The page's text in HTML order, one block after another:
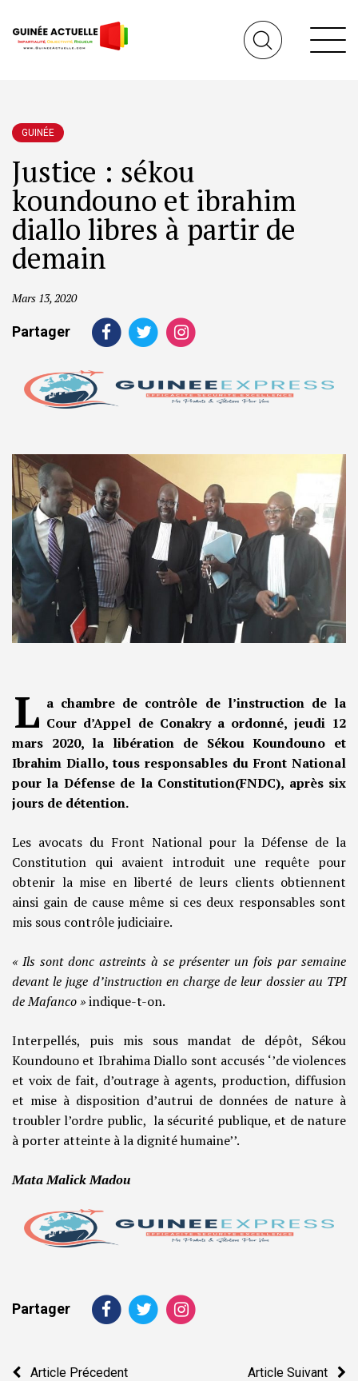
GUINÉE
Justice : sékou
koundouno et ibrahim
diallo libres à partir de
demain
Mars 13, 2020
Partager
L a chambre de contrôle de l’instruction de la
Cour d’Appel de Conakry a ordonné, jeudi 12
mars 2020, la libération de Sékou Koundouno et
Ibrahim Diallo, tous responsables du Front National
pour la Défense de la Constitution(FNDC), après six
jours de détention.
Les avocats du Front National pour la Défense de la
Constitution qui avaient introduit une requête pour
obtenir la mise en liberté de leurs clients obtiennent
ainsi gain de cause même si ces deux responsables sont
mis sous contrôle judiciaire.
« Ils sont donc astreints à se présenter un fois par semaine
devant le juge d’instruction en charge de leur dossier au TPI
de Mafanco »indique-t-on.
Interpellés, puis mis sous mandat de dépôt, Sékou
Koundouno et Ibrahima Diallo sont accusés ‘’de violences
et voix de fait, d’outrage à agents, production, diffusion
et mise à disposition d’autrui de données de nature à
troubler l’ordre public, la sécurité publique, et de nature
à porter atteinte à la dignité humaine’’.
Mata Malick Madou
Partager
Navigation
Article Précedent Article Suivant